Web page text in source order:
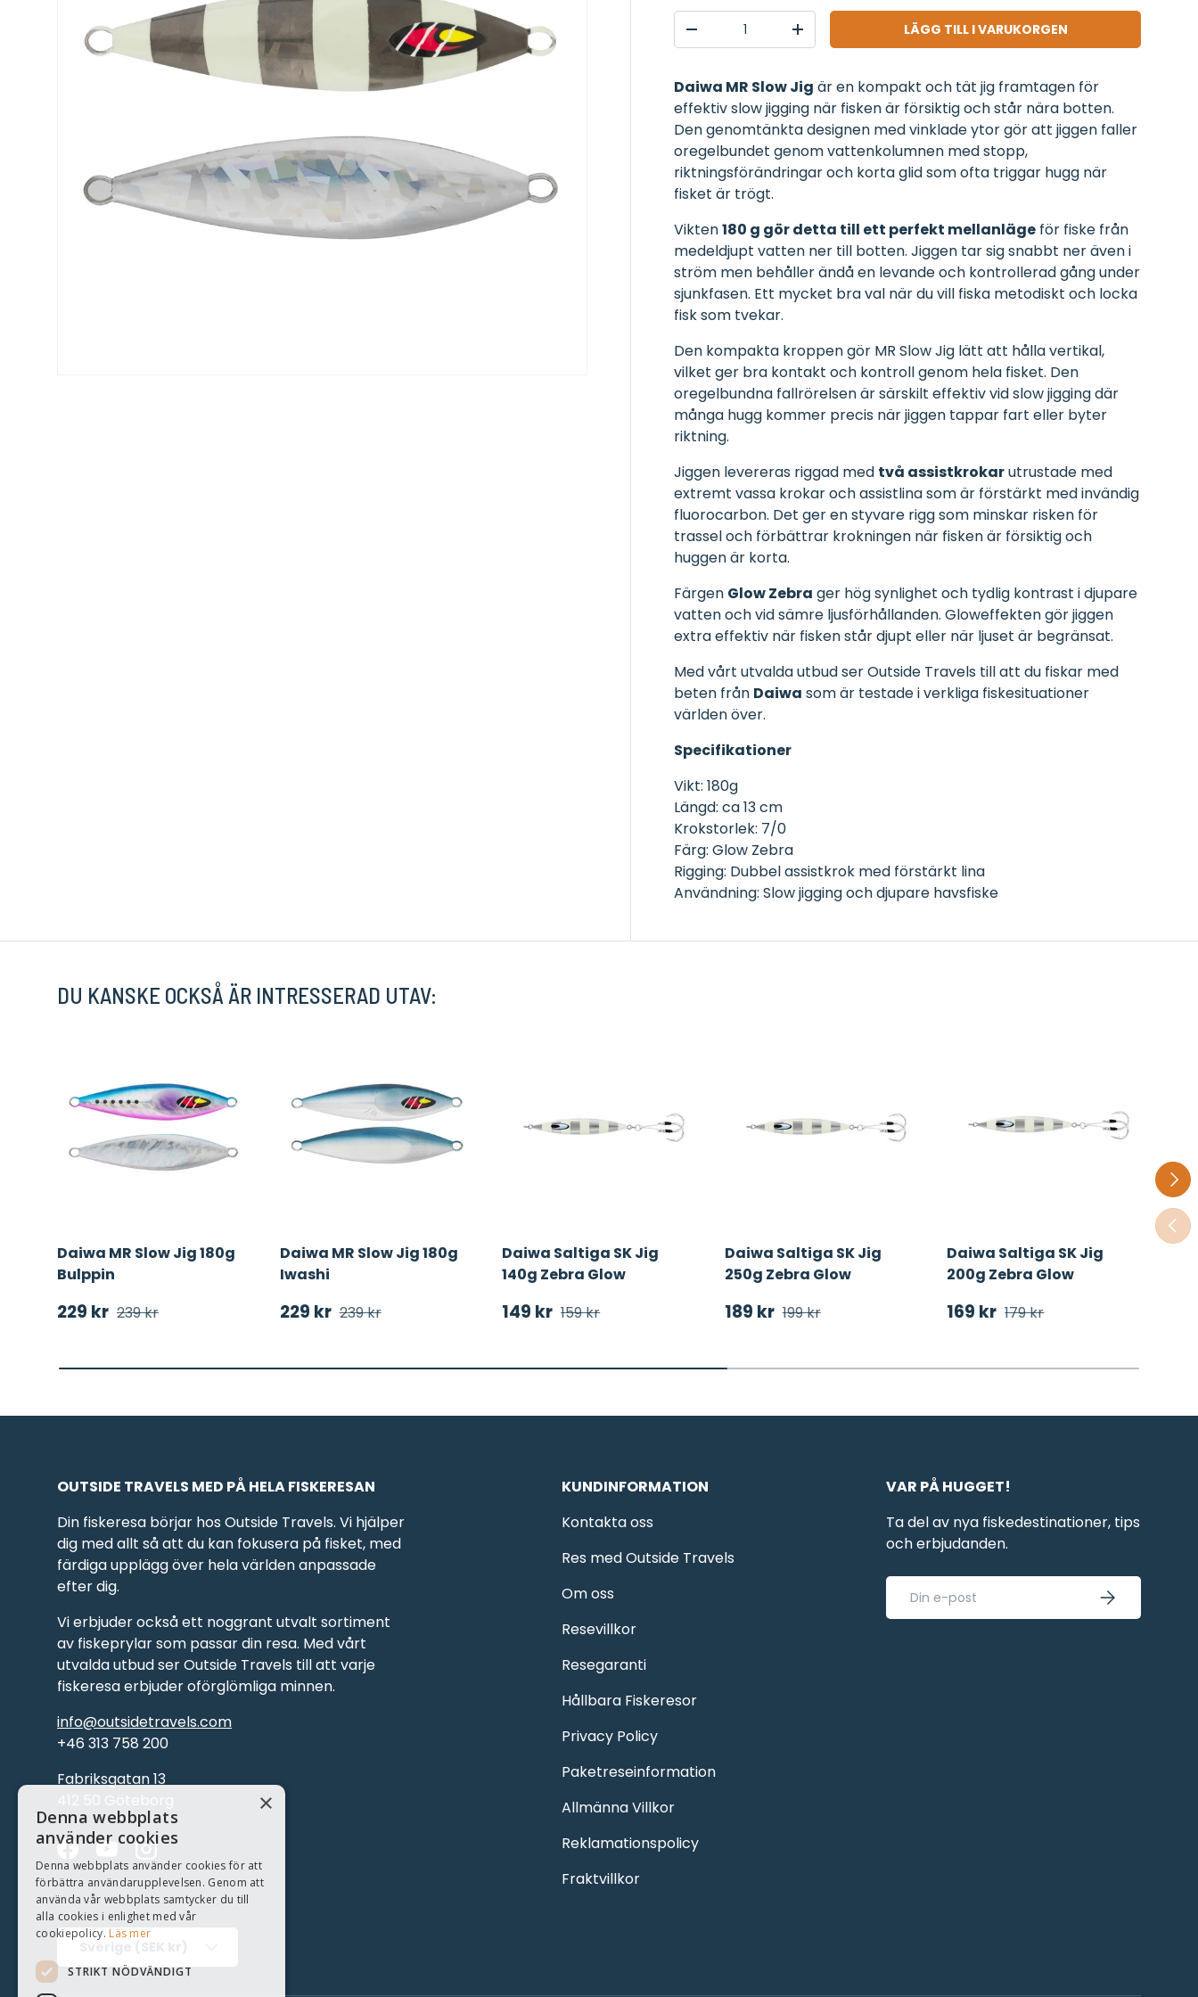
Antal
TRANSLATION MISSING: SV.CART.ITEMS.DECREASE_QUANTITY
TRANSLATION MISSING: SV.CART.ITEMS.INCREASE_QUANTITY
LÄGG TILL I VARUKORGEN
Daiwa MR Slow Jig är en kompakt och tät jig framtagen för
effektiv slow jigging när fisken är försiktig och står nära botten.
Den genomtänkta designen med vinklade ytor gör att jiggen faller
oregelbundet genom vattenkolumnen med stopp,
riktningsförändringar och korta glid som ofta triggar hugg när
fisket är trögt.
Vikten180 g gör detta till ett perfekt mellanläge för fiske från
medeldjupt vatten ner till botten. Jiggen tar sig snabbt ner även i
ström men behåller ändå en levande och kontrollerad gång under
sjunkfasen. Ett mycket bra val när du vill fiska metodiskt och locka
fisk som tvekar.
Den kompakta kroppen gör MR Slow Jig lätt att hålla vertikal,
vilket ger bra kontakt och kontroll genom hela fisket. Den
oregelbundna fallrörelsen är särskilt effektiv vid slow jigging där
många hugg kommer precis när jiggen tappar fart eller byter
riktning.
Jiggen levereras riggad med två assistkrokarutrustade med
extremt vassa krokar och assistlina som är förstärkt med invändig
fluorocarbon. Det ger en styvare rigg som minskar risken för
trassel och förbättrar krokningen när fisken är försiktig och
huggen är korta.
Färgen Glow Zebra ger hög synlighet och tydlig kontrast i djupare
vatten och vid sämre ljusförhållanden. Gloweffekten gör jiggen
extra effektiv när fisken står djupt eller när ljuset är begränsat.
Med vårt utvalda utbud ser Outside Travels till att du fiskar med
beten från Daiwa som är testade i verkliga fiskesituationer
världen över.
Specifikationer
Vikt: 180g
Längd: ca 13 cm
Krokstorlek: 7/0
Färg: Glow Zebra
Rigging: Dubbel assistkrok med förstärkt lina
Användning: Slow jigging och djupare havsfiske
DU KANSKE OCKSÅ ÄR INTRESSERAD UTAV:
Daiwa MR Slow Jig 180g
Bulppin
Försäljningspris
229 kr Ordinarie pris
239 kr
Daiwa MR Slow Jig 180g
Iwashi
Försäljningspris
229 kr Ordinarie pris
239 kr
Daiwa Saltiga SK Jig
140g Zebra Glow
Försäljningspris
149 kr Ordinarie pris
159 kr
Daiwa Saltiga SK Jig
250g Zebra Glow
Försäljningspris
189 kr Ordinarie pris
199 kr
Daiwa Saltiga SK Jig
200g Zebra Glow
Försäljningspris
169 kr Ordinarie pris
179 kr
OUTSIDE TRAVELS MED PÅ HELA FISKERESAN
Din fiskeresa börjar hos Outside Travels. Vi hjälper
dig med allt så att du kan fokusera på fisket, med
färdiga upplägg över hela världen anpassade
efter dig.
Vi erbjuder också ett noggrant utvalt sortiment
av fiskeprylar som passar din resa. Med vårt
utvalda utbud ser Outside Travels till att varje
fiskeresa erbjuder oförglömliga minnen.
info@outsidetravels.com
+46 313 758 200
Fabriksgatan 13
FacebookYouTubeInstagram
KUNDINFORMATION
Kontakta oss
Res med Outside Travels
Om oss
Resevillkor
Resegaranti
Hållbara Fiskeresor
Privacy Policy
Paketreseinformation
Allmänna Villkor
Reklamationspolicy
Fraktvillkor
VAR PÅ HUGGET!
Ta del av nya fiskedestinationer, tips
och erbjudanden.
E-post PRENUMERERA
Land/Region
×
Denna webbplats
använder cookies
Denna webbplats använder cookies för att
förbättra användarupplevelsen. Genom att
använda vår webbplats samtycker du till
alla cookies i enlighet med vår
cookiepolicy. Läs mer
STRIKT NÖDVÄNDIGT